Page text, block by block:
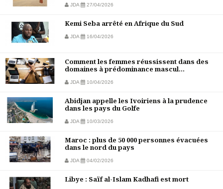
JDA 27/04/2026
Kemi Seba arrêté en Afrique du Sud
JDA 16/04/2026
Comment les femmes réussissent dans des
domaines à prédominance mascul...
JDA 10/04/2026
Abidjan appelle les Ivoiriens à la prudence
dans les pays du Golfe
JDA 10/03/2026
Maroc : plus de 50 000 personnes évacuées
dans le nord du pays
JDA 04/02/2026
Libye : Saïf al-Islam Kadhafi est mort